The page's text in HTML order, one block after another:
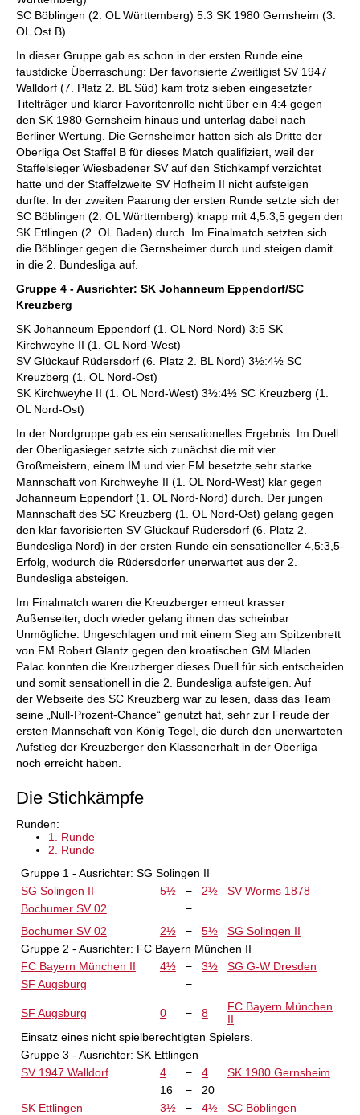
SC Böblingen (2. OL Württemberg) 5:3 SK 1980 Gernsheim (3.
OL Ost B)
In dieser Gruppe gab es schon in der ersten Runde eine
faustdicke Überraschung: Der favorisierte Zweitligist SV 1947
Walldorf (7. Platz 2. BL Süd) kam trotz sieben eingesetzter
Titelträger und klarer Favoritenrolle nicht über ein 4:4 gegen
den SK 1980 Gernsheim hinaus und unterlag dabei nach
Berliner Wertung. Die Gernsheimer hatten sich als Dritte der
Oberliga Ost Staffel B für dieses Match qualifiziert, weil der
Staffelsieger Wiesbadener SV auf den Stichkampf verzichtet
hatte und der Staffelzweite SV Hofheim II nicht aufsteigen
durfte. In der zweiten Paarung der ersten Runde setzte sich der
SC Böblingen (2. OL Württemberg) knapp mit 4,5:3,5 gegen den
SK Ettlingen (2. OL Baden) durch. Im Finalmatch setzten sich
die Böblinger gegen die Gernsheimer durch und steigen damit
in die 2. Bundesliga auf.
Gruppe 4 - Ausrichter: SK Johanneum Eppendorf/SC
Kreuzberg
SK Johanneum Eppendorf (1. OL Nord-Nord) 3:5 SK
Kirchweyhe II (1. OL Nord-West)
SV Glückauf Rüdersdorf (6. Platz 2. BL Nord) 3½:4½ SC
Kreuzberg (1. OL Nord-Ost)
SK Kirchweyhe II (1. OL Nord-West) 3½:4½ SC Kreuzberg (1.
OL Nord-Ost)
In der Nordgruppe gab es ein sensationelles Ergebnis. Im Duell
der Oberligasieger setzte sich zunächst die mit vier
Großmeistern, einem IM und vier FM besetzte sehr starke
Mannschaft von Kirchweyhe II (1. OL Nord-West) klar gegen
Johanneum Eppendorf (1. OL Nord-Nord) durch. Der jungen
Mannschaft des SC Kreuzberg (1. OL Nord-Ost) gelang gegen
den klar favorisierten SV Glückauf Rüdersdorf (6. Platz 2.
Bundesliga Nord) in der ersten Runde ein sensationeller 4,5:3,5-
Erfolg, wodurch die Rüdersdorfer unerwartet aus der 2.
Bundesliga absteigen.
Im Finalmatch waren die Kreuzberger erneut krasser
Außenseiter, doch wieder gelang ihnen das scheinbar
Unmögliche: Ungeschlagen und mit einem Sieg am Spitzenbrett
von FM Robert Glantz gegen den kroatischen GM Mladen
Palac konnten die Kreuzberger dieses Duell für sich entscheiden
und somit sensationell in die 2. Bundesliga aufsteigen. Auf
der Webseite des SC Kreuzberg war zu lesen, dass das Team
seine „Null-Prozent-Chance“ genutzt hat, sehr zur Freude der
ersten Mannschaft von König Tegel, die durch den unerwarteten
Aufstieg der Kreuzberger den Klassenerhalt in der Oberliga
noch erreicht haben.
Die Stichkämpfe
Runden:
1. Runde
2. Runde
Gruppe 1 - Ausrichter: SG Solingen II
SG Solingen II
5½ − 2½
SV Worms 1878
Bochumer SV 02
−
Bochumer SV 02
2½ − 5½
SG Solingen II
Gruppe 2 - Ausrichter: FC Bayern München II
FC Bayern München II
4½ − 3½
SG G-W Dresden
SF Augsburg
−
SF Augsburg 0 − 8
FC Bayern München
II
Einsatz eines nicht spielberechtigten Spielers.
Gruppe 3 - Ausrichter: SK Ettlingen
SV 1947 Walldorf
4 − 4
SK 1980 Gernsheim
16
−
20
SK Ettlingen
3½ − 4½
SC Böblingen